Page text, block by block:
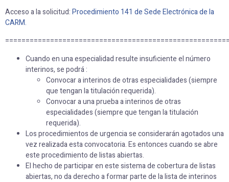
Acceso a la solicitud:Procedimiento 141 de Sede Electrónica de la
CARM.
Cuando en una especialidad resulte insuficiente el número
interinos, se podrá :
Convocar a interinos de otras especialidades (siempre
que tengan la titulación requerida).
Convocar a una prueba a interinos de otras
especialidades (siempre que tengan la titulación
requerida).
Los procedimientos de urgencia se considerarán agotados una
vez realizada esta convocatoria. Es entonces cuando se abre
este procedimiento de listas abiertas.
El hecho de participar en este sistema de cobertura de listas
abiertas, no da derecho a formar parte de la lista de interinos